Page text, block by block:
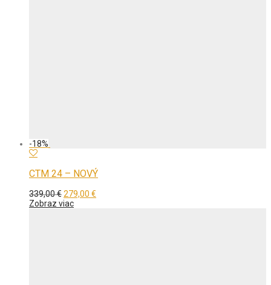
-18%
CTM 24 – NOVÝ
339,00€Pôvodná
cena
279,00 €
Zobraz viac